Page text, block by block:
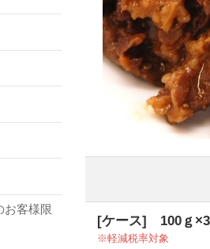
[ケース] 100ｇ
軽減税率対象
客様限